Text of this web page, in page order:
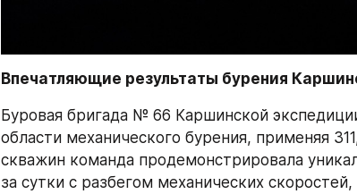
Впечатляющие результаты бурения
Буровая бригада № 66 Каршинской
области механического бурения, применяя
скважин команда продемонстрировала
за сутки с разбегом механических